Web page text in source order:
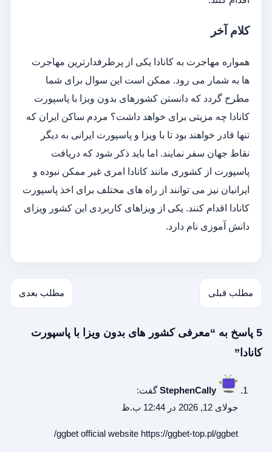
کلام آخر
همواره مهاجرت به کانادا یکی از پرطرفدارترین مهاجرت
ها به شمار می رود. ممکن است این سوال برای شما
مطرح گردد که دانستن کشورهای بدون ویزا با پاسپورت
کانادا چه مزیتی برای خواهد داشت؟ مردم ساکن ایران که
تنها قادر خواهند بود تا با ویزا و پاسپورت ایرانی به دیگر
نقاط جهان سفر نمایند. اما باید ذکر شود که دریافت
پاسپورت از کشوری مانند کانادا امری غیر ممکن نبوده و
ایرانیان نیز می توانند از راه های مختلف برای اخذ پاسپورت
کانادا اقدام کنند. یکی از ویزاهای کاربردی این کشور ویزای
دانش آموزی نام دارد.
مطلب قبلی مطلب بعدی
5 پاسخ به “معرفی کشور های بدون ویزا با پاسپورت
کانادا”
StephenCally گفت:
جولای 12, 2026 در 12:44 ب.ظ
ggbet official website https://ggbet-top.pl/ggbet/